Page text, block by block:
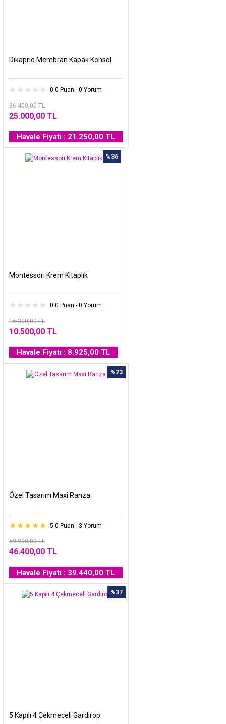
Dikaprio Membran Kapak Konsol
0.0 Puan - 0 Yorum
36.400,00 TL
25.000,00 TL
Havale Fiyatı : 21.250,00 TL
%36
Montessori Krem Kitaplık
0.0 Puan - 0 Yorum
16.300,00 TL
10.500,00 TL
Havale Fiyatı : 8.925,00 TL
%23
Özel Tasarım Maxi Ranza
5.0 Puan - 3 Yorum
59.900,00 TL
46.400,00 TL
Havale Fiyatı : 39.440,00 TL
%37
5 Kapılı 4 Çekmeceli Gardırop